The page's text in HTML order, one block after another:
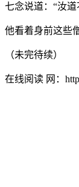
七念说道：“汝
他看着身前这些
（未完待续）
在线阅读 网：